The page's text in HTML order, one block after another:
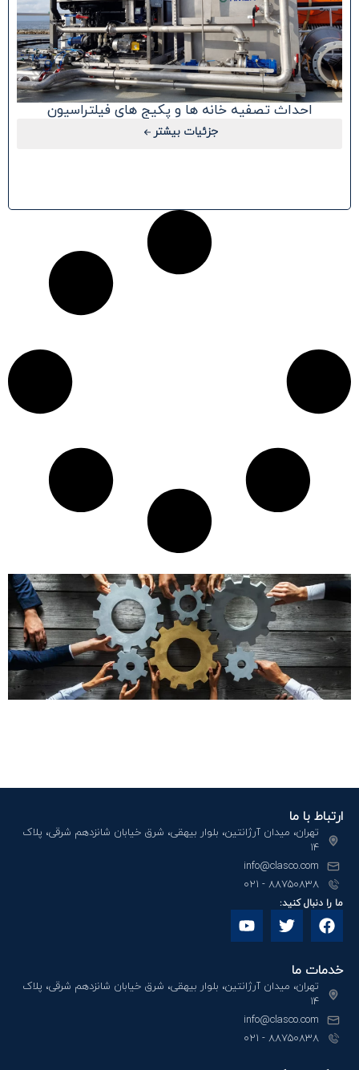
احداث تصفیه خانه‏ ها و پکیج ‏های فیلتراسیون
جزئیات بیشتر
ارتباط با ما
تهران، میدان آرژانتین، بلوار بیهقی، شرق خیابان شانزدهم شرقی، پلاک
۱۴
info@clasco.com
88750838 - 021
ما را دنبال کنید:
خدمات ما
تهران، میدان آرژانتین، بلوار بیهقی، شرق خیابان شانزدهم شرقی، پلاک
۱۴
info@clasco.com
88750838 - 021